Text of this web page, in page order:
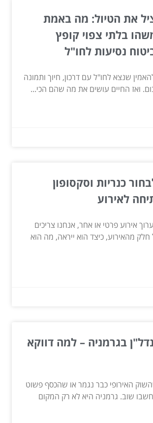
את הטיול: מה באמת
בלתי צפוי קופץ
נסיעות לחו"ל
שנצא לחו"ל עם דרכון, חיוך ותמונה
ואז החיים עושים את מה שהם הכי...
כנריות וסקסופון
לאירוע
אירוע פרטי או אחר, אנחנו צריכים
מהאירוע, כיצד הוא ייראה, מה הוא
בגרמניה – למה דווקא
האירופי כבר נגמר או שהכסף פשוט
שוב. גרמניה היא לא רק המקום